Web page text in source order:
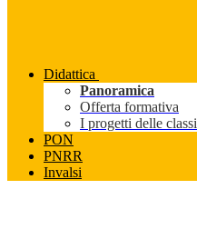
Didattica
Panoramica
Offerta formativa
I progetti delle classi
PON
PNRR
Invalsi